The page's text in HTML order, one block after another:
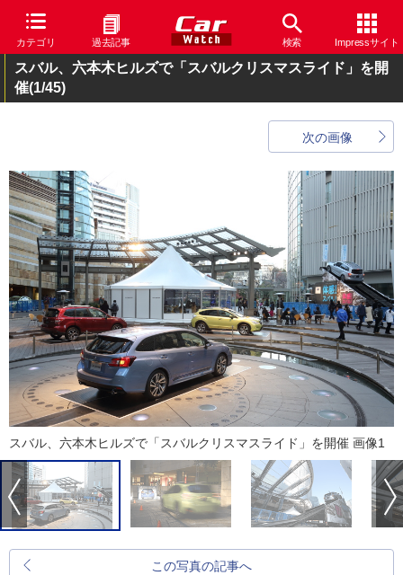
カテゴリ 過去記事 検索 Impressサイト
スバル、六本木ヒルズで「スバルクリスマスライド」を開
催(1/45)
次の画像
スバル、六本木ヒルズで「スバルクリスマスライド」を開催 画像1
この写真の記事へ